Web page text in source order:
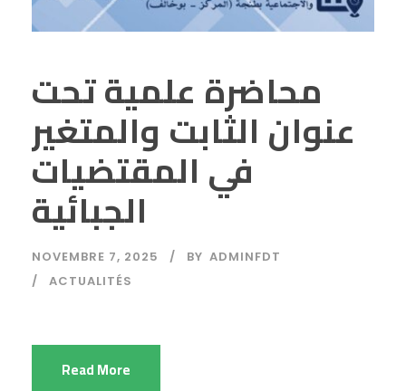
محاضرة علمية تحت
عنوان الثابت والمتغير
في المقتضيات
الجبائية
NOVEMBRE 7, 2025 BY ADMINFDT
ACTUALITÉS
Read More